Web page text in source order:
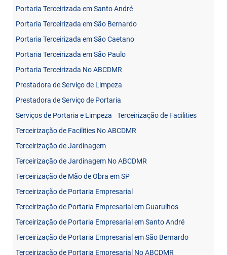
Portaria Terceirizada em Santo André
Portaria Terceirizada em São Bernardo
Portaria Terceirizada em São Caetano
Portaria Terceirizada em São Paulo
Portaria Terceirizada No ABCDMR
Prestadora de Serviço de Limpeza
Prestadora de Serviço de Portaria
Serviços de Portaria e Limpeza
Terceirização de Facilities
Terceirização de Facilities No ABCDMR
Terceirização de Jardinagem
Terceirização de Jardinagem No ABCDMR
Terceirização de Mão de Obra em SP
Terceirização de Portaria Empresarial
Terceirização de Portaria Empresarial em Guarulhos
Terceirização de Portaria Empresarial em Santo André
Terceirização de Portaria Empresarial em São Bernardo
Terceirização de Portaria Empresarial No ABCDMR